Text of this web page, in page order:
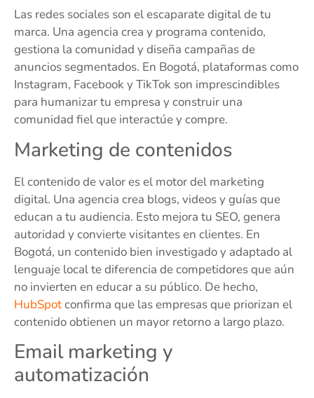
Las redes sociales son el escaparate digital de tu
marca. Una agencia crea y programa contenido,
gestiona la comunidad y diseña campañas de
anuncios segmentados. En Bogotá, plataformas como
Instagram, Facebook y TikTok son imprescindibles
para humanizar tu empresa y construir una
comunidad fiel que interactúe y compre.
Marketing de contenidos
El contenido de valor es el motor del marketing
digital. Una agencia crea blogs, videos y guías que
educan a tu audiencia. Esto mejora tu SEO, genera
autoridad y convierte visitantes en clientes. En
Bogotá, un contenido bien investigado y adaptado al
lenguaje local te diferencia de competidores que aún
no invierten en educar a su público. De hecho,
HubSpotconfirma que las empresas que priorizan el
contenido obtienen un mayor retorno a largo plazo.
Email marketing y
automatización